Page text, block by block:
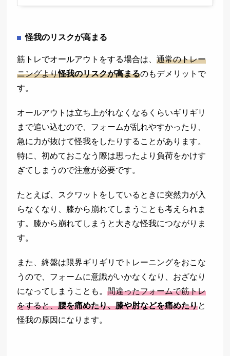
怪我のリスクが高まる
筋トレでオールアウトをする場合は、通常のトレー
ニングより怪我のリスクが高まるのもデメリットで
す。
オールアウトは立ち上がれなくなるくらいギリギリ
まで追い込むので、フォームが乱れやすかったり、
急に力が抜けて怪我をしたりすることがあります。
特に、初めておこなう際は思ったより負荷をかけす
ぎてしまうので注意が必要です。
たとえば、スクワットをしているときに突然力が入
らなくなり、膝から崩れてしまうことも考えられま
す。膝から崩れてしまうと大きな怪我につながりま
す。
また、終盤は限界ギリギリでトレーニングをおこな
うので、フォームに意識がいかなくなり、おざなり
になってしまうことも。間違ったフォームで筋トレ
をすると、腰を痛めたり、膝や肘などを痛めたりと
怪我の原因になります。